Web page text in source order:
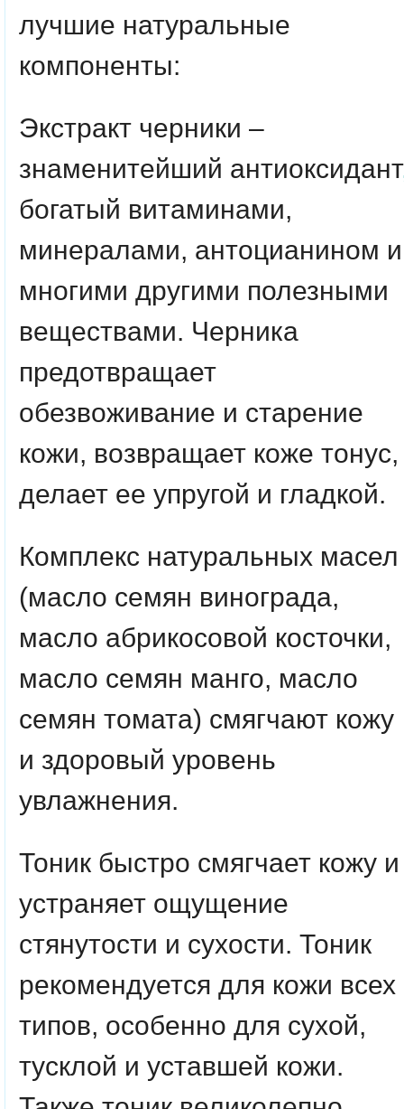
лучшие натуральные
компоненты:
Экстракт черники –
знаменитейший антиоксидант
богатый витаминами,
минералами, антоцианином и
многими другими полезными
веществами. Черника
предотвращает
обезвоживание и старение
кожи, возвращает коже тонус,
делает ее упругой и гладкой.
Комплекс натуральных масел
(масло семян винограда,
масло абрикосовой косточки,
масло семян манго, масло
семян томата) смягчают кожу
и здоровый уровень
увлажнения.
Тоник быстро смягчает кожу и
устраняет ощущение
стянутости и сухости. Тоник
рекомендуется для кожи всех
типов, особенно для сухой,
тусклой и уставшей кожи.